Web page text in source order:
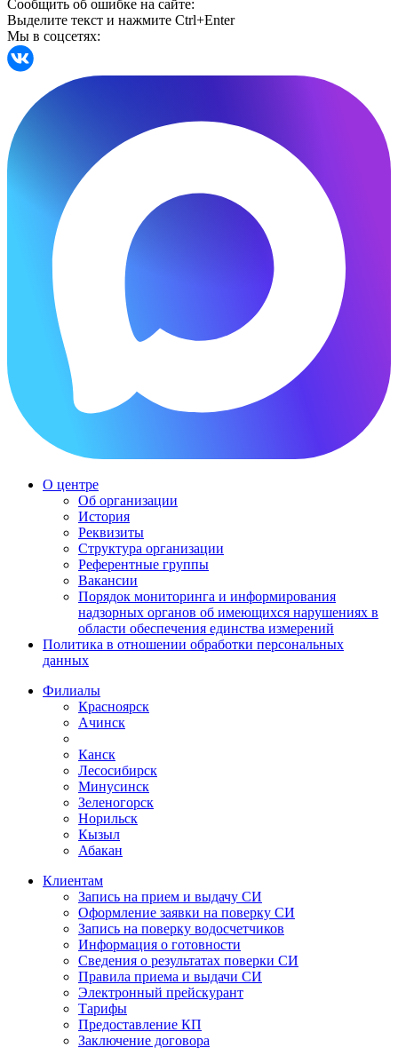
Сообщить об ошибке на сайте:
Выделите текст и нажмите Ctrl+Enter
Мы в соцсетях:
О центре
Об организации
История
Реквизиты
Структура организации
Референтные группы
Вакансии
Порядок мониторинга и информирования
надзорных органов об имеющихся нарушениях в
области обеспечения единства измерений
Политика в отношении обработки персональных
данных
Филиалы
Красноярск
Ачинск
Канск
Лесосибирск
Минусинск
Зеленогорск
Норильск
Кызыл
Абакан
Клиентам
Запись на прием и выдачу СИ
Оформление заявки на поверку СИ
Запись на поверку водосчетчиков
Информация о готовности
Сведения о результатах поверки СИ
Правила приема и выдачи СИ
Электронный прейскурант
Тарифы
Предоставление КП
Заключение договора